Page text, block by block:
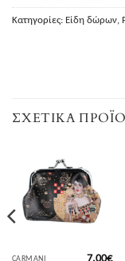
Κατηγορίες: Είδη δώρων,
ΣΧΕΤΙΚΆ
CARMANI 7,00€